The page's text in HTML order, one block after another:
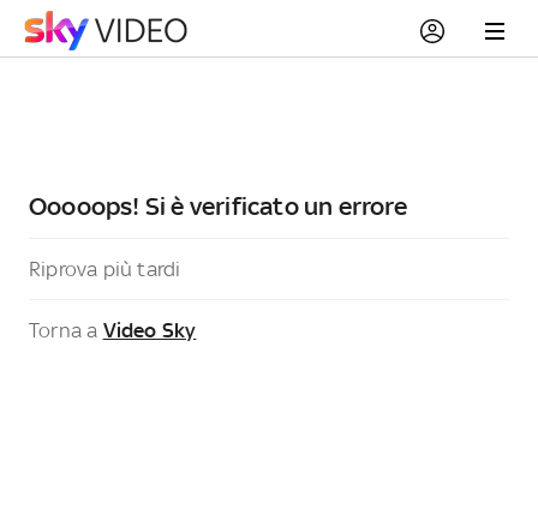
Ooooops! Si è verificato un errore
Riprova più tardi
Torna a Video Sky